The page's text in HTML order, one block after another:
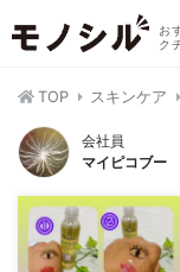
お
ク
TOP スキンケア
会社員
マイピコブー